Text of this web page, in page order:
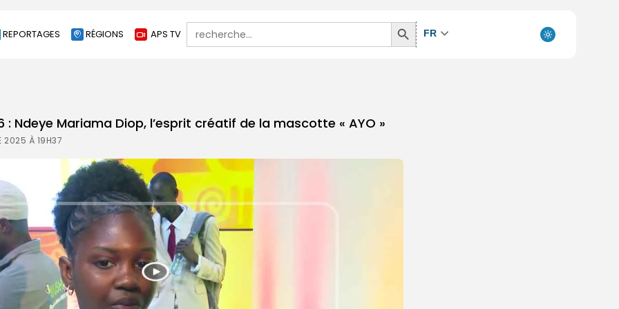
REPORTAGES RÉGIONS APS TV
Search
for:
Search
Button
FR
: Ndeye Mariama Diop, l’esprit créatif de la mascotte « AYO »
2025 À 19H37